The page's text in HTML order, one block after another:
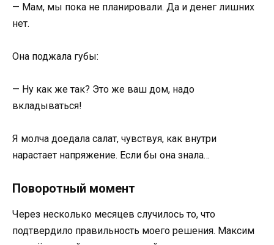
— Мам, мы пока не планировали. Да и денег лишних
нет.
Она поджала губы:
— Ну как же так? Это же ваш дом, надо
вкладываться!
Я молча доедала салат, чувствуя, как внутри
нарастает напряжение. Если бы она знала…
Поворотный момент
Через несколько месяцев случилось то, что
подтвердило правильность моего решения. Максим